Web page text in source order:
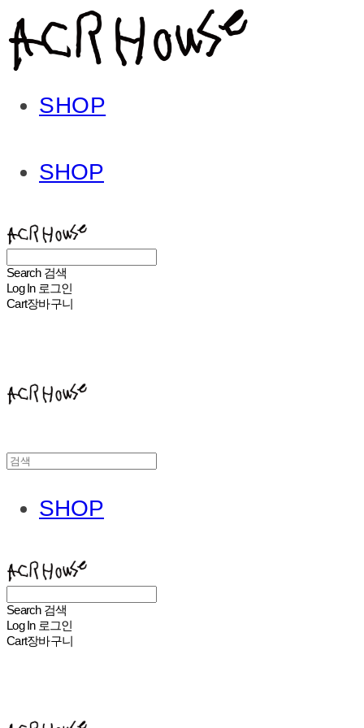
SHOP
SHOP
Search 검색
Log In 로그인
Cart장바구니
SHOP
Search 검색
Log In 로그인
Cart장바구니